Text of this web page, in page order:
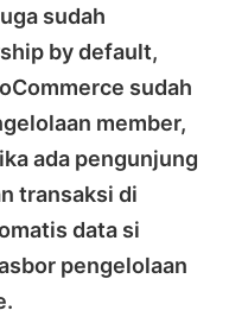
sudah
by default,
sudah
member,
ada pengunjung
transaksi di
data si
pengelolaan